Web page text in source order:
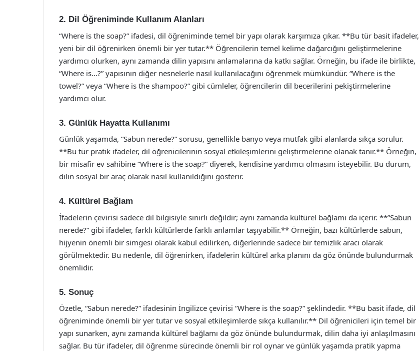
2. Dil Öğreniminde Kullanım Alanları
“Where is the soap?” ifadesi, dil öğreniminde temel bir yapı olarak karşımıza çıkar. **Bu tür basit ifadeler,
yeni bir dil öğrenirken önemli bir yer tutar.** Öğrencilerin temel kelime dağarcığını geliştirmelerine
yardımcı olurken, aynı zamanda dilin yapısını anlamalarına da katkı sağlar. Örneğin, bu ifade ile birlikte,
“Where is…?” yapısının diğer nesnelerle nasıl kullanılacağını öğrenmek mümkündür. “Where is the
towel?” veya “Where is the shampoo?” gibi cümleler, öğrencilerin dil becerilerini pekiştirmelerine
yardımcı olur.
3. Günlük Hayatta Kullanımı
Günlük yaşamda, “Sabun nerede?” sorusu, genellikle banyo veya mutfak gibi alanlarda sıkça sorulur.
**Bu tür pratik ifadeler, dil öğrenicilerinin sosyal etkileşimlerini geliştirmelerine olanak tanır.** Örneğin,
bir misafir ev sahibine “Where is the soap?” diyerek, kendisine yardımcı olmasını isteyebilir. Bu durum,
dilin sosyal bir araç olarak nasıl kullanıldığını gösterir.
4. Kültürel Bağlam
İfadelerin çevirisi sadece dil bilgisiyle sınırlı değildir; aynı zamanda kültürel bağlamı da içerir. **”Sabun
nerede?” gibi ifadeler, farklı kültürlerde farklı anlamlar taşıyabilir.** Örneğin, bazı kültürlerde sabun,
hijyenin önemli bir simgesi olarak kabul edilirken, diğerlerinde sadece bir temizlik aracı olarak
görülmektedir. Bu nedenle, dil öğrenirken, ifadelerin kültürel arka planını da göz önünde bulundurmak
önemlidir.
5. Sonuç
Özetle, “Sabun nerede?” ifadesinin İngilizce çevirisi “Where is the soap?” şeklindedir. **Bu basit ifade, dil
öğreniminde önemli bir yer tutar ve sosyal etkileşimlerde sıkça kullanılır.** Dil öğrenicileri için temel bir
yapı sunarken, aynı zamanda kültürel bağlamı da göz önünde bulundurmak, dilin daha iyi anlaşılmasını
sağlar. Bu tür ifadeler, dil öğrenme sürecinde önemli bir rol oynar ve günlük yaşamda pratik yapma